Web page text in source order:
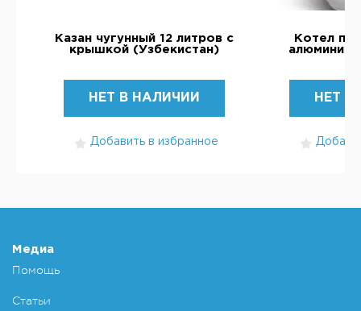
Казан чугунный 12 литров с
крышкой (Узбекистан)
НЕТ В НАЛИЧИИ
Добавить в избранное
Котел
алюминий
НЕТ В
Медиа
Помощь
Статьи